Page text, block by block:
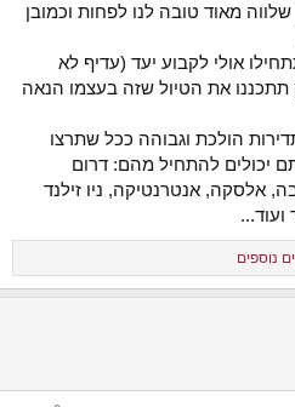
מאוד טובה לנו לפחות וכמובן
אולי לקבוע יעד (עדיף לא
תתכננו את הטיול שזה בעצמו הנאה
הולכת וגבוהה ככל שתרצו
יכולים להתחיל מהם: דרום
אלסקה, אנטרנטיקה, ניו זילנד
ועוד...